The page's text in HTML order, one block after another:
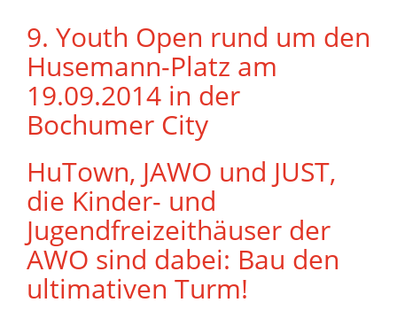
9. Youth Open rund um den
Husemann-Platz am
19.09.2014 in der
Bochumer City
HuTown, JAWO und JUST,
die Kinder- und
Jugendfreizeithäuser der
AWO sind dabei: Bau den
ultimativen Turm!